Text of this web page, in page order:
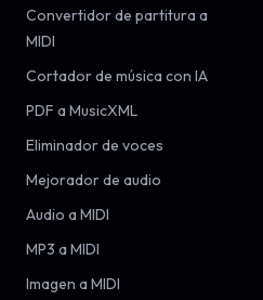
Convertidor de partitura a
MIDI
Cortador de música con IA
PDF a MusicXML
Eliminador de voces
Mejorador de audio
Audio a MIDI
MP3 a MIDI
Imagen a MIDI